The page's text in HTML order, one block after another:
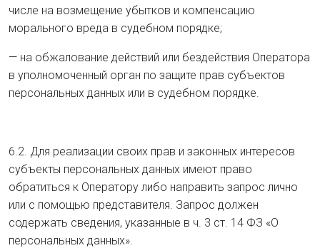
числе на возмещение убытков и компенсацию
морального вреда в судебном порядке;
— на обжалование действий или бездействия Оператора
в уполномоченный орган по защите прав субъектов
персональных данных или в судебном порядке.
6.2. Для реализации своих прав и законных интересов
субъекты персональных данных имеют право
обратиться к Оператору либо направить запрос лично
или с помощью представителя. Запрос должен
содержать сведения, указанные в ч. 3 ст. 14 ФЗ «О
персональных данных».